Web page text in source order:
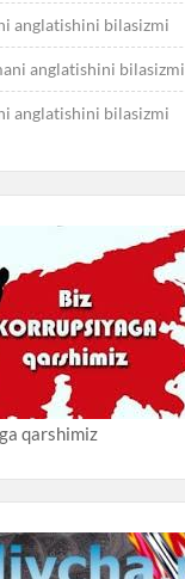
anglatishini bilasizmi
anglatishini bilasizmi
anglatishini bilasizmi
qarshimiz